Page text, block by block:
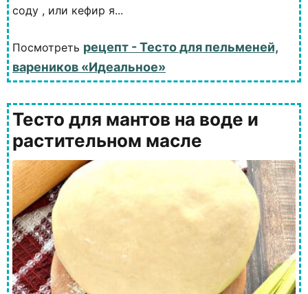
соду , или кефир я...
Посмотреть рецепт - Тесто для пельменей,
вареников «Идеальное»
Тесто для мантов на воде и
растительном масле